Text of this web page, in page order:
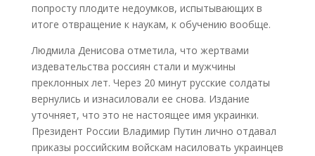
попросту плодите недоумков, испытывающих в
итоге отвращение к наукам, к обучению вообще.
Людмила Денисова отметила, что жертвами
издевательства россиян стали и мужчины
преклонных лет. Через 20 минут русские солдаты
вернулись и изнасиловали ее снова. Издание
уточняет, что это не настоящее имя украинки.
Президент России Владимир Путин лично отдавал
приказы российским войскам насиловать украинцев